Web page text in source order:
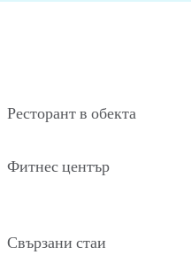
Ресторант в обекта
Фитнес център
Свързани стаи